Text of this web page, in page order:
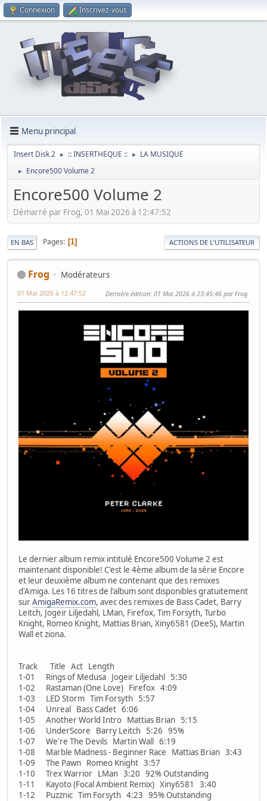
Connexion Inscrivez-vous
Menu principal
Insert Disk 2 ► :: INSERTHEQUE :: ► LA MUSIQUE
► Encore500 Volume 2
Encore500 Volume 2
Démarré par Frog, 01 Mai 2026 à 12:47:52
EN BAS Pages 1 ACTIONS DE L'UTILISATEUR
Frog Modérateurs
01 Mai 2026 à 12:47:52 Dernière édition: 01 Mai 2026 à 23:45:46 par Frog
Le dernier album remix intitulé Encore500 Volume 2 est
maintenant disponible! C'est le 4ème album de la série Encore
et leur deuxième album ne contenant que des remixes
d'Amiga. Les 16 titres de l'album sont disponibles gratuitement
surAmigaRemix.com, avec des remixes de Bass Cadet, Barry
Leitch, Jogeir Liljedahl, LMan, Firefox, Tim Forsyth, Turbo
Knight, Romeo Knight, Mattias Brian, Xiny6581 (DeeS), Martin
Wall et ziona.
Track Title Act Length
1-01 Rings of Medusa Jogeir Liljedahl 5:30
1-02 Rastaman (One Love) Firefox 4:09
1-03 LED Storm Tim Forsyth 5:57
1-04 Unreal Bass Cadet 6:06
1-05 Another World Intro Mattias Brian 5:15
1-06 UnderScore Barry Leitch 5:26 95%
1-07 We're The Devils Martin Wall 6:19
1-08 Marble Madness - Beginner Race Mattias Brian 3:43
1-09 The Pawn Romeo Knight 3:57
1-10 Trex Warrior LMan 3:20 92% Outstanding
1-11 Kayoto (Focal Ambient Remix) Xiny6581 3:40
1-12 Puzznic Tim Forsyth 4:23 95% Outstanding